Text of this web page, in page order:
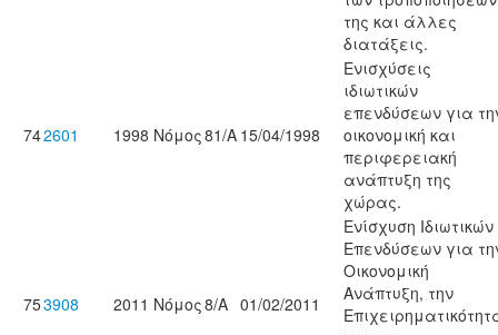
της και άλλες
διατάξεις.
742601 1998 Νόμος81/Α 15/04/1998
Ενισχύσεις
ιδιωτικών
επενδύσεων για
οικονομική και
περιφερειακή
ανάπτυξη της
χώρας.
753908 2011 Νόμος8/Α 01/02/2011
Ενίσχυση Ιδιωτικών
Επενδύσεων για
Οικονομική
Ανάπτυξη, την